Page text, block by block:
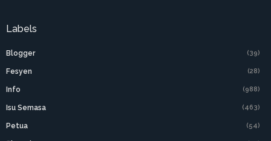
Labels
Blogger (39)
Fesyen (28)
Info (988)
Isu Semasa (463)
Petua (54)